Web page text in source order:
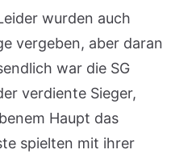
wurden auch
vergeben, aber daran
war die SG
verdiente Sieger,
Haupt das
spielten mit ihrer